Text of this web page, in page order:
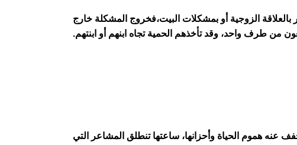
الزوجية أو بمشكلات البيت،فخروج المشكلة خارج
من طرف واحد، وقد تأخذهم الحمية تجاه ابنهم أو ابنتهم.
عنه هموم الحياة وأحزانها، ساعتها تنطلق المشاعر التي